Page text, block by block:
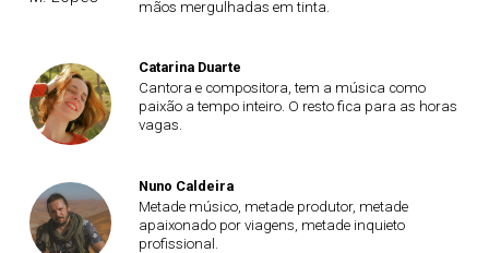
mãos mergulhadas em tinta.
Catarina Duarte
Cantora e compositora, tem a música como
paixão a tempo inteiro. O resto fica para as horas
vagas.
Nuno Caldeira
Metade músico, metade produtor, metade
apaixonado por viagens, metade inquieto
profissional.